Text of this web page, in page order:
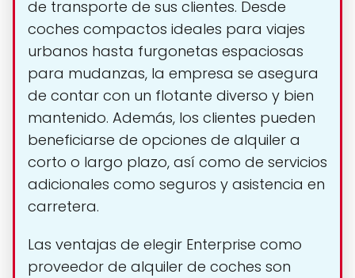
de transporte de sus clientes. Desde
coches compactos ideales para viajes
urbanos hasta furgonetas espaciosas
para mudanzas, la empresa se asegura
de contar con un flotante diverso y bien
mantenido. Además, los clientes pueden
beneficiarse de opciones de alquiler a
corto o largo plazo, así como de servicios
adicionales como seguros y asistencia en
carretera.
Las ventajas de elegir Enterprise como
proveedor de alquiler de coches son